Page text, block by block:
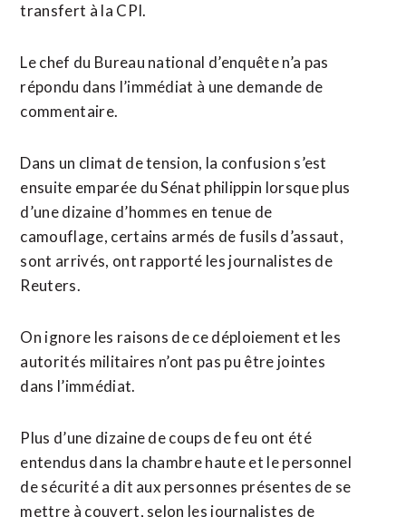
transfert ​à la CPI.
Le chef du Bureau national d’enquête n’a pas
répondu dans l’immédiat à une demande de
commentaire.
Dans un climat ‌de tension, la confusion ​s’est
ensuite emparée du Sénat philippin lorsque plus
d’une dizaine d’hommes en tenue de
camouflage, certains ​armés de fusils d’assaut,
sont arrivés, ont rapporté les journalistes de
Reuters.
On ignore les raisons de ce déploiement et les
autorités militaires n’ont pas pu être jointes
dans l’immédiat.
Plus d’une dizaine de coups de feu ont été
entendus dans la chambre haute et le personnel
de sécurité a dit aux personnes ⁠présentes de se
mettre à couvert, selon les journalistes de